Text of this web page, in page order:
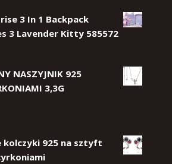
3 In 1 Backpack
3 Lavender Kitty 585572
NASZYJNIK 925
3,3G
kolczyki 925 na sztyft